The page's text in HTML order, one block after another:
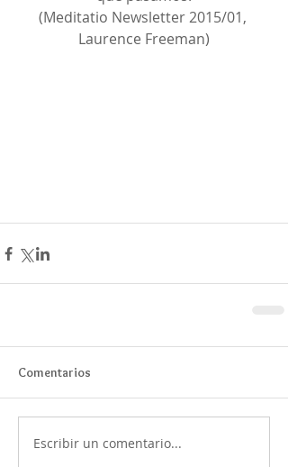
(Meditatio Newsletter 2015/01,
Laurence Freeman)
Comentarios
Escribir un comentario...